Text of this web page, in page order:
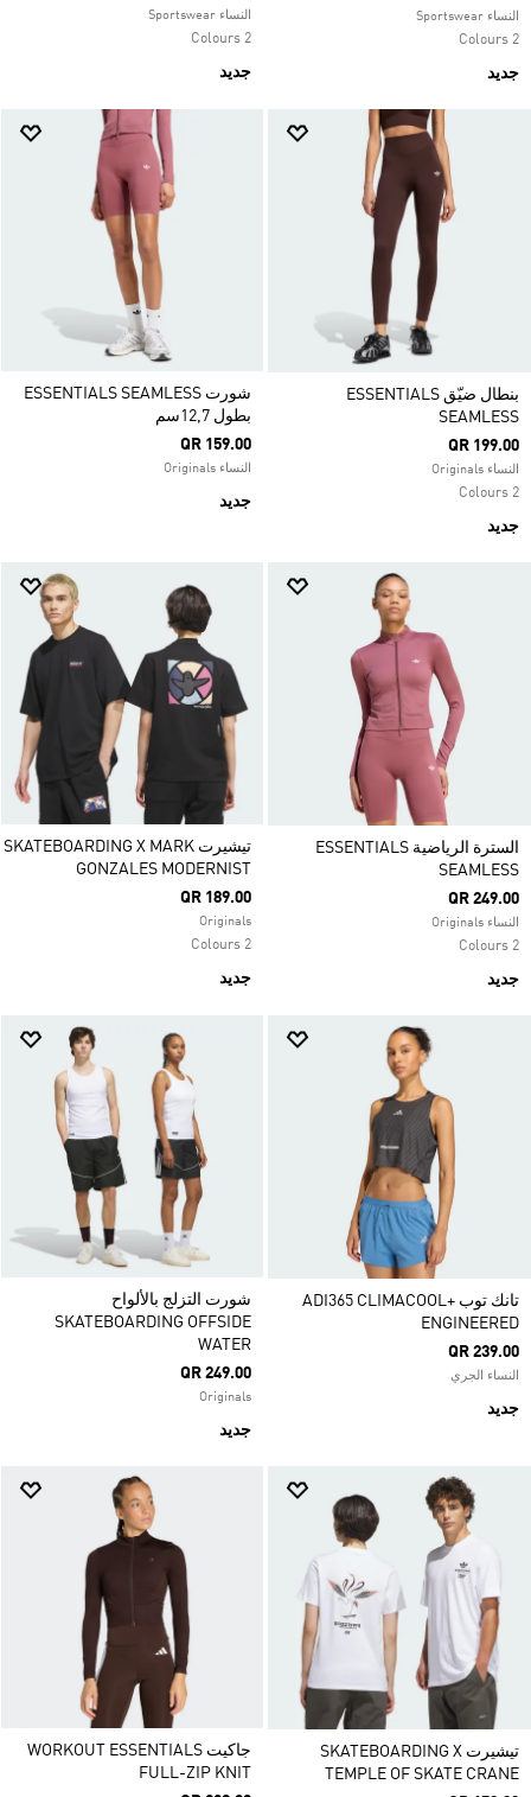
النساء Sportswear
2 Colours
جديد
النساء Sportswear
2 Colours
جديد
بنطال ضيّق ESSENTIALS
SEAMLESS
QR 199.00
النساء Originals
2 Colours
جديد
شورت ESSENTIALS SEAMLESS
بطول 12,7سم
QR 159.00
النساء Originals
جديد
السترة الرياضية ESSENTIALS
SEAMLESS
QR 249.00
النساء Originals
2 Colours
جديد
تيشيرت SKATEBOARDING X MARK
GONZALES MODERNIST
QR 189.00
Originals
2 Colours
جديد
تانك توب ADI365 CLIMACOOL+
ENGINEERED
QR 239.00
النساء الجري
جديد
شورت التزلج بالألواح
SKATEBOARDING OFFSIDE
WATER
QR 249.00
Originals
جديد
تيشيرت SKATEBOARDING X
TEMPLE OF SKATE CRANE
جاكيت WORKOUT ESSENTIALS
FULL-ZIP KNIT